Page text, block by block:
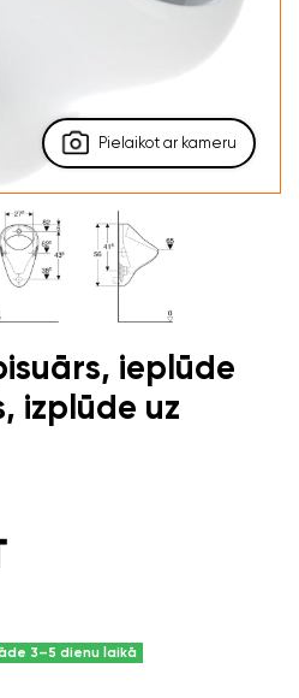
Pielaikot ar kameru
ieplūde
izplūde uz
3–5 dienu laikā